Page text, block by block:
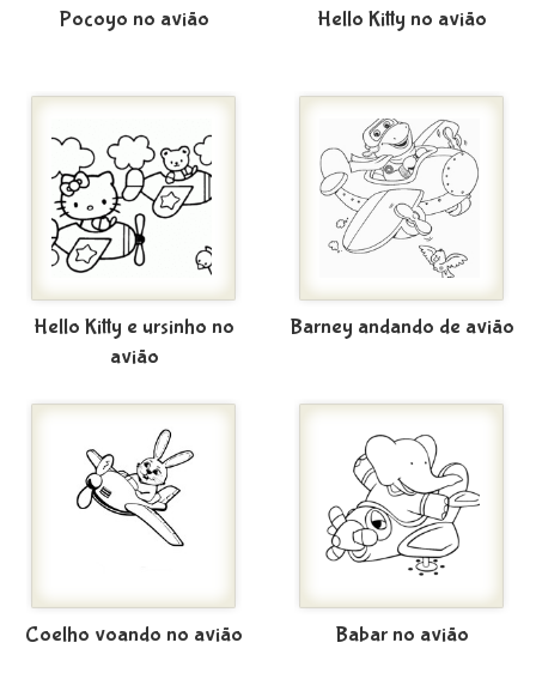
Pocoyo no avião Hello Kitty no avião
Hello Kitty e ursinho no
avião
Barney andando de avião
Coelho voando no avião Babar no avião